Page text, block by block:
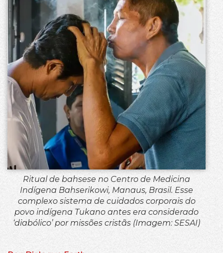
Ritual de bahsese no Centro de Medicina
Indígena Bahserikowi, Manaus, Brasil. Esse
complexo sistema de cuidados corporais do
povo indígena Tukano antes era considerado
‘diabólico’ por missões cristãs (Imagem: SESAI)